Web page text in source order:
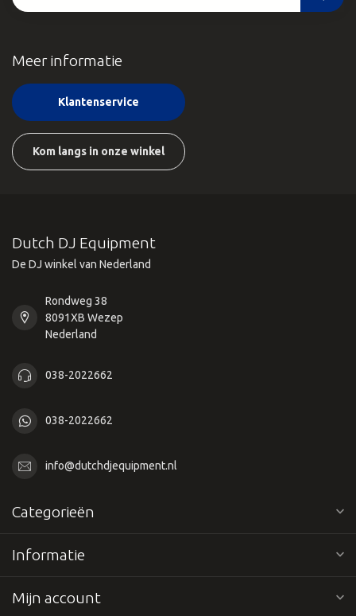
Meer informatie
Klantenservice
Kom langs in onze winkel
Dutch DJ Equipment
De DJ winkel van Nederland
Rondweg 38
8091XB Wezep
Nederland
038-2022662
038-2022662
info@dutchdjequipment.nl
Categorieën
Informatie
Mijn account